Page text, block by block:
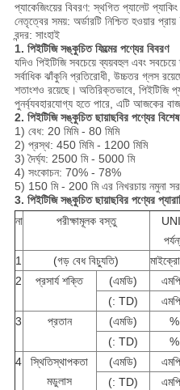
প্যাকেজিংয়ের বিবরণ: স্থগিত প্যালেট প্যাকিং
নেতৃত্বের সময়: অর্ডারটি নিশ্চিত হওয়ার
বন্দর: সাংহাই
1. পিইটিজি সঙ্কুচিত ফিল্মের পণ্যের বিবরণ
যদিও পিইটিজি সবচেয়ে ব্যয়বহুল এবং
সর্বাধিক ঝাঁকুনি প্রতিরোধী, উচ্চতর গ্লস
শতাংশও রয়েছে। অতিরিক্তভাবে, পিইটিজি
পুনর্ব্যবহারযোগ্য হতে পারে, এটি আজকের
2. পিইটিজি সঙ্কুচিত ছায়াছবির পণ্যের
1) বেধ: 20 মিমি - 80 মিমি
2) প্রস্থ: 450 মিমি - 1200 মিমি
3) দৈর্ঘ্য: 2500 মি - 5000 মি
4) সংকোচন: 70% - 78%
5) 150 মি - 200 মি এর নিখরচায় নমুনা
3. পিইটিজি সঙ্কুচিত ছায়াছবির পণ্যের
না
পরীক্ষামূলক বস্তু
1 (গড় বেধ বিচ্যুতি)
2
প্রসার্য শক্তি (এমডি)
(: TD)
3
প্রতান (এমডি) %
(: TD)
%
4
স্থিতিস্থাপকতা
মডুলাস
(এমডি)
(: TD)